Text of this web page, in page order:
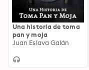
otros) puede llegar
o divertida como la
sea, nos pille
Una historia de toma
pan y moja
Juan Eslava Galán